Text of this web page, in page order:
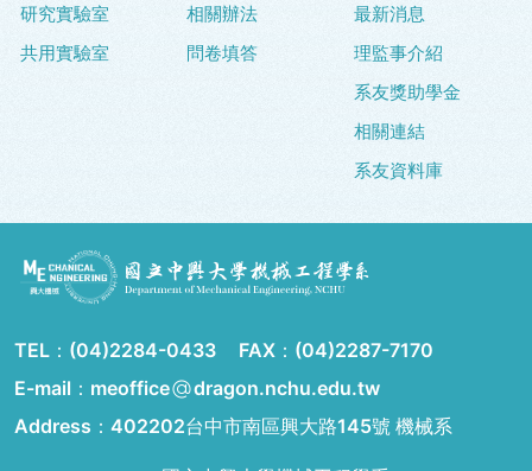
研究實驗室
共用實驗室
相關辦法
問卷填答
最新消息
理監事介紹
系友獎助學金
相關連結
系友資料庫
TEL： (04)2284-0433 FAX： (04)2287-7170
E-mail：meoffice
dragon.nchu.edu.tw
Address： 402202台中市南區興大路145號 機械系